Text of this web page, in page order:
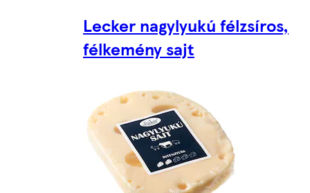
Lecker nagylyukú félzsíros,
félkemény sajt